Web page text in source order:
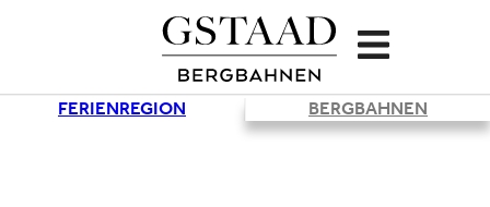
FERIENREGION BERGBAHNEN